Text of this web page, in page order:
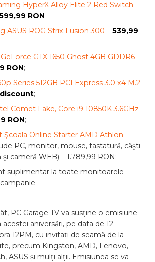
HyperX Alloy Elite 2 Red Switch
599,99 RON
ASUS ROG Strix Fusion 300 – 539,99
GTX 1650 Ghost 4GB GDDR6
RON;
Series 512GB PCI Express 3.0 x4 M.2
discount;
Comet Lake, Core i9 10850K 3.6GHz
RON;
Şcoala Online Starter AMD Athlon
PC, monitor, mouse, tastatură, căşti
cameră WEB) – 1.789,99 RON;
suplimentar la toate monitoarele
PC Garage TV va susține o emisiune
acestei aniversări, pe data de 12
12PM, cu invitați de seamă de la
precum Kingston, AMD, Lenovo,
ASUS și mulți alții. Emisiunea se va